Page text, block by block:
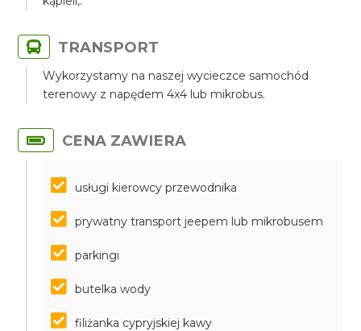
TRANSPORT
Wykorzystamy na naszej wycieczce samochód
terenowy z napędem 4x4 lub mikrobus.
CENA ZAWIERA
usługi kierowcy przewodnika
prywatny transport jeepem lub mikrobusem
parkingi
butelka wody
filiżanka cypryjskiej kawy